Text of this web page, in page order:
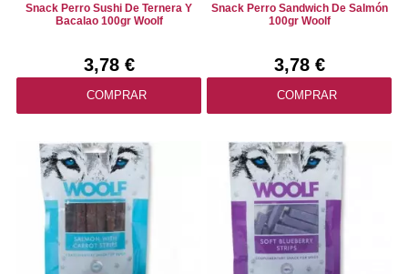
Snack Perro Sushi De Ternera Y
Bacalao 100gr Woolf
3,78 €
COMPRAR
Snack Perro Sandwich De Salmón
100gr Woolf
3,78 €
COMPRAR